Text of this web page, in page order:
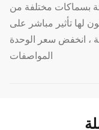
بسماكات مختلفة من
لها تأثير مباشر على
، انخفض سعر الوحدة
المواصفات